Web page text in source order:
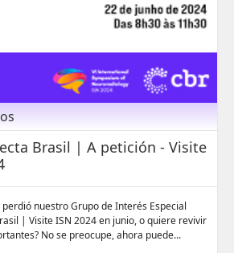
Brasil | A petición - Visite
nuestro Grupo de Interés Especial
| Visite ISN 2024 en junio, o quiere revivir
No se preocupe, ahora puede...